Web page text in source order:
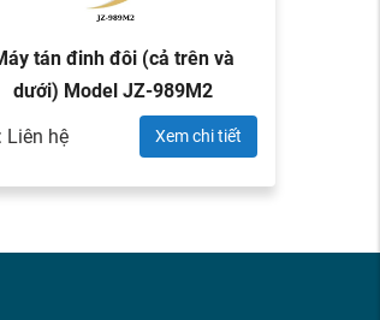
tán đinh đôi (cả trên và
dưới) Model JZ-989M2
Liên hệ
Xem chi tiết